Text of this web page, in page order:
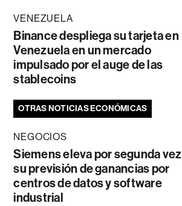
VENEZUELA
Binance despliega su tarjeta en
Venezuela en un mercado
impulsado por el auge de las
stablecoins
OTRAS NOTICIAS ECONÓMICAS
NEGOCIOS
Siemens eleva por segunda vez
su previsión de ganancias por
centros de datos y software
industrial